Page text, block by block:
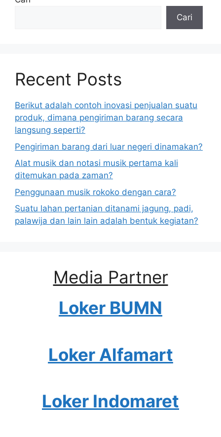
Cari
Recent Posts
Berikut adalah contoh inovasi penjualan suatu
produk, dimana pengiriman barang secara
langsung seperti?
Pengiriman barang dari luar negeri dinamakan?
Alat musik dan notasi musik pertama kali
ditemukan pada zaman?
Penggunaan musik rokoko dengan cara?
Suatu lahan pertanian ditanami jagung, padi,
palawija dan lain lain adalah bentuk kegiatan?
Media Partner
Loker BUMN
Loker Alfamart
Loker Indomaret